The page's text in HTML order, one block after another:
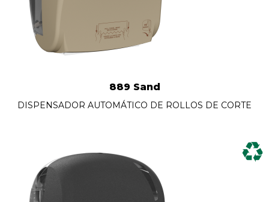
889 Sand
DISPENSADOR AUTOMÁTICO DE ROLLOS DE CORTE